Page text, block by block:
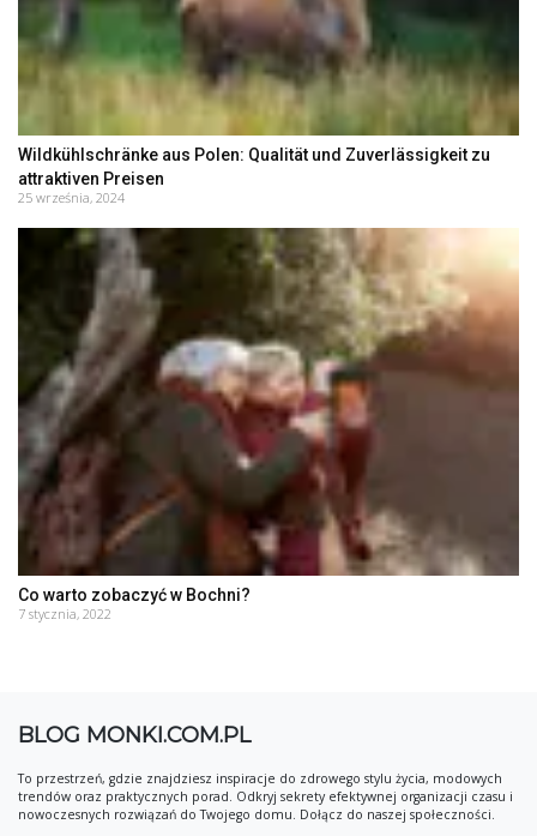
Wildkühlschränke aus Polen: Qualität und Zuverlässigkeit zu
attraktiven Preisen
25 września, 2024
Co warto zobaczyć w Bochni?
7 stycznia, 2022
BLOG MONKI.COM.PL
To przestrzeń, gdzie znajdziesz inspiracje do zdrowego stylu życia, modowych
trendów oraz praktycznych porad. Odkryj sekrety efektywnej organizacji czasu i
nowoczesnych rozwiązań do Twojego domu. Dołącz do naszej społeczności.